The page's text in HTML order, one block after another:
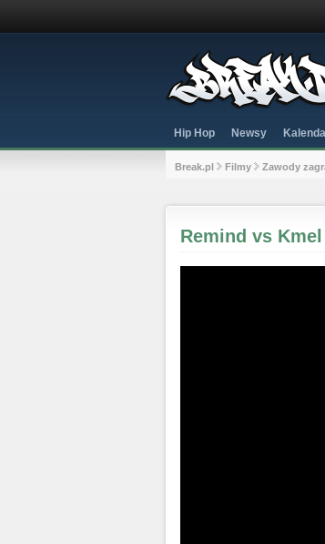
Hip Hop Newsy
Break.pl Filmy Zawody
Remind vs Kmel